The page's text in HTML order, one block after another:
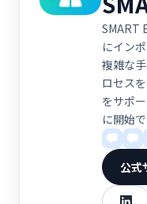
SMART
にイン
複雑な
ロセス
をサポ
に開始で
公式